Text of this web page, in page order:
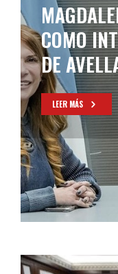
LEER MÁS